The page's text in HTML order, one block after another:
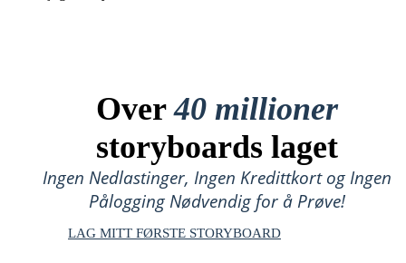
Over40 millioner
storyboards laget
Ingen Nedlastinger, Ingen Kredittkort og Ingen
Pålogging Nødvendig for å Prøve!
LAG MITT FØRSTE STORYBOARD